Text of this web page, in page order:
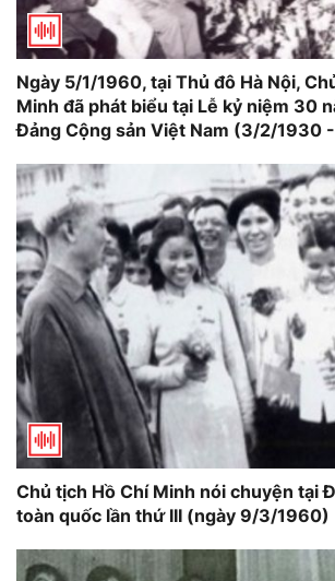
Ngày 5/1/1960, tại Thủ đô Hà Nội,
Minh đã phát biểu tại Lễ kỷ niệm 30
Đảng Cộng sản Việt Nam (3/2/1930
Chủ tịch Hồ Chí Minh nói chuyện tại
toàn quốc lần thứ III (ngày 9/3/1960)